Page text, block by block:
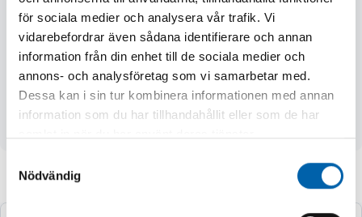
för sociala medier och analysera vår trafik. Vi
vidarebefordrar även sådana identifierare och annan
information från din enhet till de sociala medier och
annons- och analysföretag som vi samarbetar med.
Dessa kan i sin tur kombinera informationen med annan
information som du har tillhandahållit eller som de har
Nödvändig
- certifiering EN166, EN170, EAC
- UVA/UVB skydd 99,99 %
- lins av polykarbonat, tjocklek 2,4 mm